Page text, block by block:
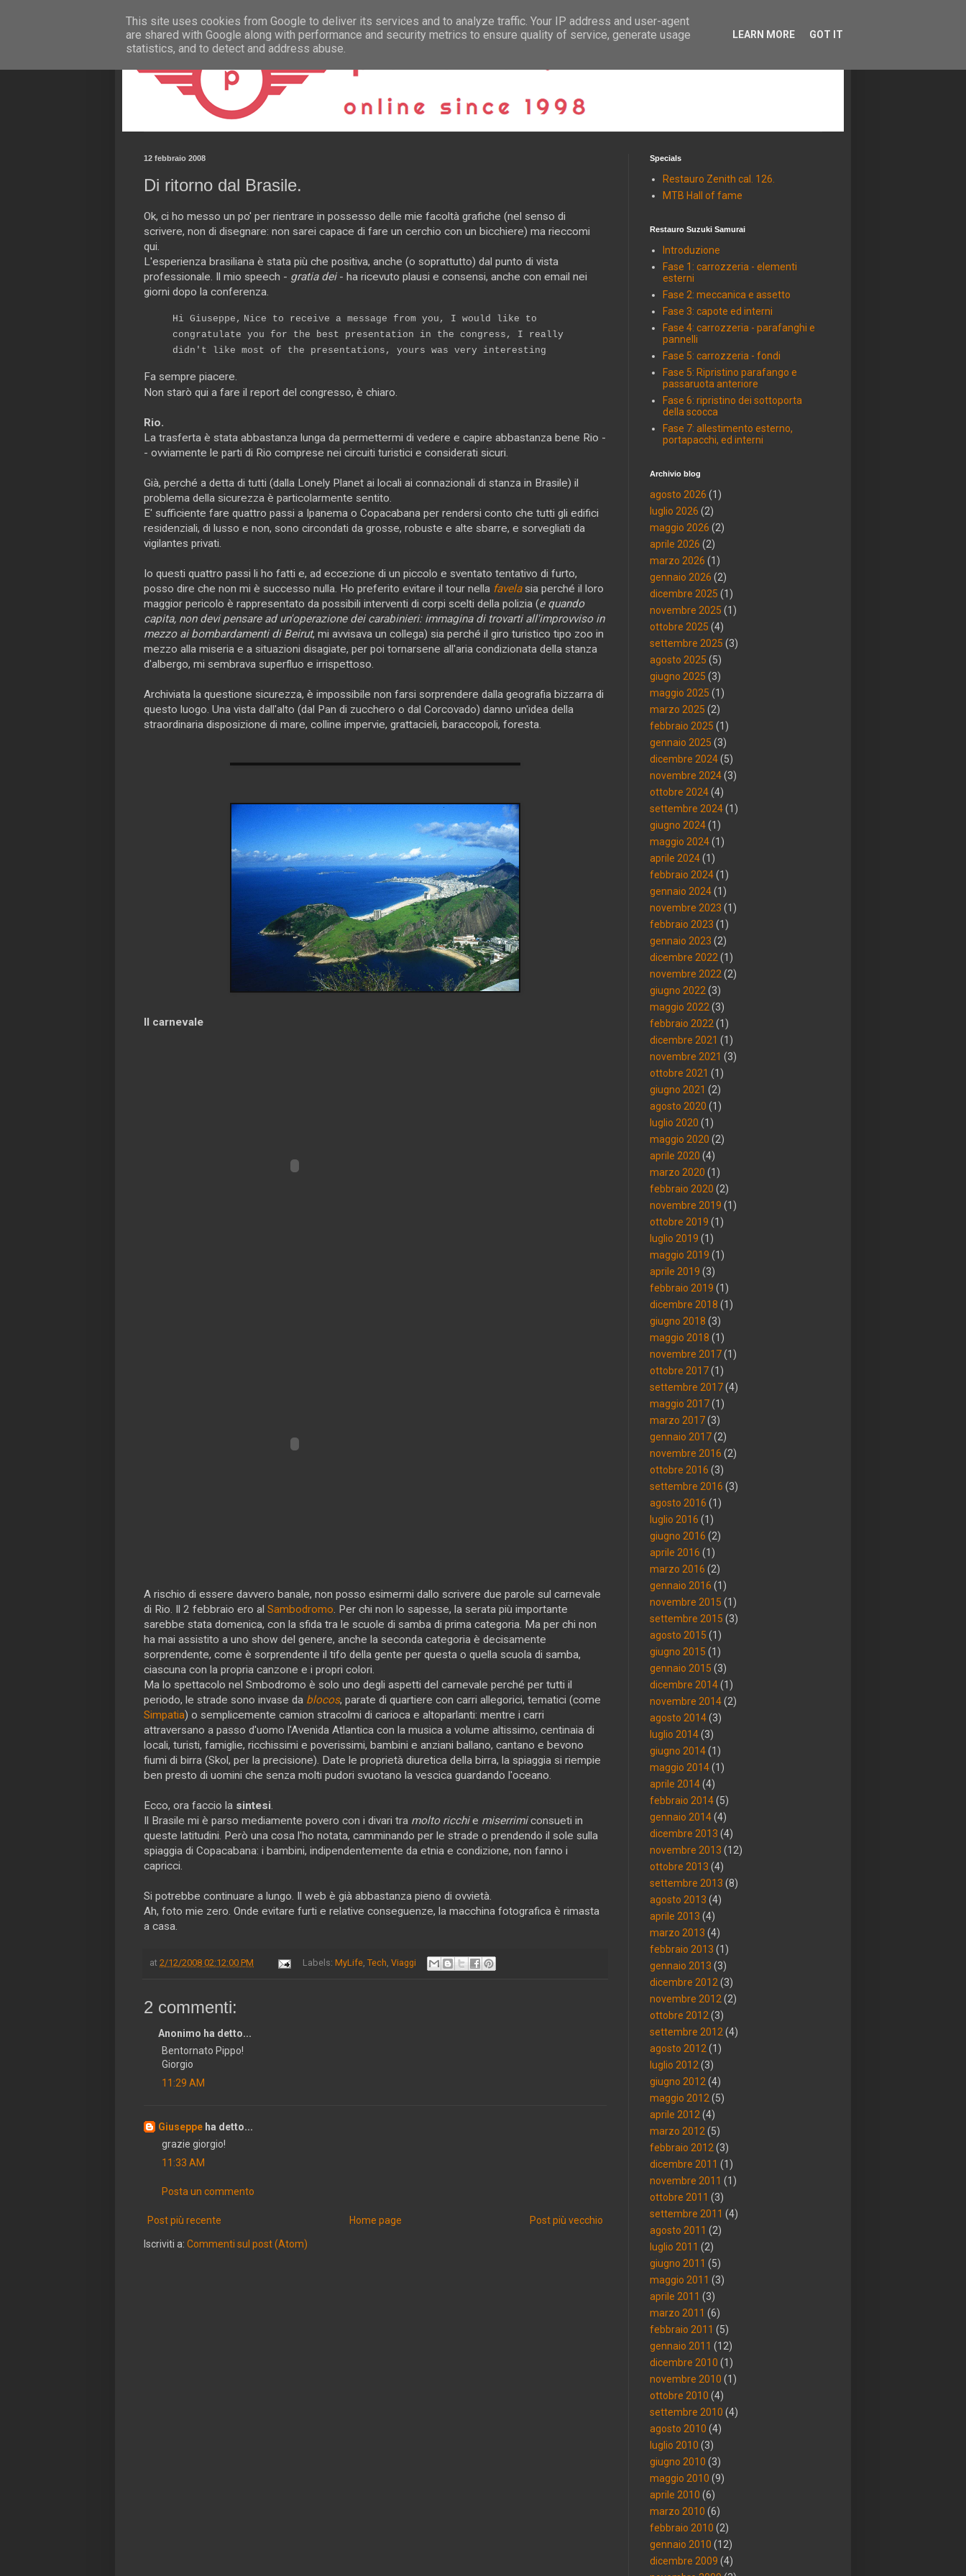
12 febbraio 2008
Di ritorno dal Brasile.
Ok, ci ho messo un po' per rientrare in possesso delle mie facoltà grafiche (nel senso di
scrivere, non di disegnare: non sarei capace di fare un cerchio con un bicchiere) ma rieccomi
qui.
L'esperienza brasiliana è stata più che positiva, anche (o soprattutto) dal punto di vista
professionale. Il mio speech - gratia dei- ha ricevuto plausi e consensi, anche con email nei
giorni dopo la conferenza.
Hi Giuseppe, Nice to receive a message from you, I would like to
congratulate you for the best presentation in the congress, I really
didn't like most of the presentations, yours was very interesting
Fa sempre piacere.
Non starò qui a fare il report del congresso, è chiaro.
Rio.
La trasferta è stata abbastanza lunga da permettermi di vedere e capire abbastanza bene Rio -
- ovviamente le parti di Rio comprese nei circuiti turistici e considerati sicuri.
Già, perché a detta di tutti (dalla Lonely Planet ai locali ai connazionali di stanza in Brasile) il
problema della sicurezza è particolarmente sentito.
E' sufficiente fare quattro passi a Ipanema o Copacabana per rendersi conto che tutti gli edifici
residenziali, di lusso e non, sono circondati da grosse, robuste e alte sbarre, e sorvegliati da
vigilantes privati.
Io questi quattro passi li ho fatti e, ad eccezione di un piccolo e sventato tentativo di furto,
posso dire che non mi è successo nulla. Ho preferito evitare il tour nella favelasia perché il loro
maggior pericolo è rappresentato da possibili interventi di corpi scelti della polizia (e quando
capita, non devi pensare ad un'operazione dei carabinieri: immagina di trovarti all'improvviso in
mezzo ai bombardamenti di Beirut, mi avvisava un collega) sia perché il giro turistico tipo zoo in
mezzo alla miseria e a situazioni disagiate, per poi tornarsene all'aria condizionata della stanza
d'albergo, mi sembrava superfluo e irrispettoso.
Archiviata la questione sicurezza, è impossibile non farsi sorprendere dalla geografia bizzarra di
questo luogo. Una vista dall'alto (dal Pan di zucchero o dal Corcovado) danno un'idea della
straordinaria disposizione di mare, colline impervie, grattacieli, baraccopoli, foresta.
Il carnevale
A rischio di essere davvero banale, non posso esimermi dallo scrivere due parole sul carnevale
di Rio. Il 2 febbraio ero al Sambodromo. Per chi non lo sapesse, la serata più importante
sarebbe stata domenica, con la sfida tra le scuole di samba di prima categoria. Ma per chi non
ha mai assistito a uno show del genere, anche la seconda categoria è decisamente
sorprendente, come è sorprendente il tifo della gente per questa o quella scuola di samba,
ciascuna con la propria canzone e i propri colori.
Ma lo spettacolo nel Smbodromo è solo uno degli aspetti del carnevale perché per tutti il
periodo, le strade sono invase da blocos, parate di quartiere con carri allegorici, tematici (come
Simpatia) o semplicemente camion stracolmi di carioca e altoparlanti: mentre i carri
attraversano a passo d'uomo l'Avenida Atlantica con la musica a volume altissimo, centinaia di
locali, turisti, famiglie, ricchissimi e poverissimi, bambini e anziani ballano, cantano e bevono
fiumi di birra (Skol, per la precisione). Date le proprietà diuretica della birra, la spiaggia si riempie
ben presto di uomini che senza molti pudori svuotano la vescica guardando l'oceano.
Ecco, ora faccio la sintesi.
Il Brasile mi è parso mediamente povero con i divari tra molto ricchie miserrimiconsueti in
queste latitudini. Però una cosa l'ho notata, camminando per le strade o prendendo il sole sulla
spiaggia di Copacabana: i bambini, indipendentemente da etnia e condizione, non fanno i
capricci.
Si potrebbe continuare a lungo. Il web è già abbastanza pieno di ovvietà.
Ah, foto mie zero. Onde evitare furti e relative conseguenze, la macchina fotografica è rimasta
a casa.
at 2/12/2008 02:12:00 PM Labels:MyLife,Tech,Viaggi
2 commenti:
Anonimo ha detto...
Bentornato Pippo!
Giorgio
11:29 AM
Giuseppe ha detto...
grazie giorgio!
11:33 AM
Posta un commento
Post più recente Post più vecchio
Home page
Iscriviti a: Commenti sul post (Atom)
Specials
Restauro Zenith cal. 126.
MTB Hall of fame
Restauro Suzuki Samurai
Introduzione
Fase 1: carrozzeria - elementi
esterni
Fase 2: meccanica e assetto
Fase 3: capote ed interni
Fase 4: carrozzeria - parafanghi e
pannelli
Fase 5: carrozzeria - fondi
Fase 5: Ripristino parafango e
passaruota anteriore
Fase 6: ripristino dei sottoporta
della scocca
Fase 7: allestimento esterno,
portapacchi, ed interni
Archivio blog
agosto 2026 (1)
luglio 2026 (2)
maggio 2026 (2)
aprile 2026 (2)
marzo 2026 (1)
gennaio 2026 (2)
dicembre 2025 (1)
novembre 2025 (1)
ottobre 2025 (4)
settembre 2025 (3)
agosto 2025 (5)
giugno 2025 (3)
maggio 2025 (1)
marzo 2025 (2)
febbraio 2025 (1)
gennaio 2025 (3)
dicembre 2024(5)
novembre 2024(3)
ottobre 2024(4)
settembre 2024(1)
giugno 2024(1)
maggio 2024(1)
aprile 2024(1)
febbraio 2024(1)
gennaio 2024(1)
novembre 2023 (1)
febbraio 2023 (1)
gennaio 2023 (2)
dicembre 2022 (1)
novembre 2022 (2)
giugno 2022 (3)
maggio 2022 (3)
febbraio 2022 (1)
dicembre 2021 (1)
novembre 2021 (3)
ottobre 2021 (1)
giugno 2021 (2)
agosto 2020 (1)
luglio 2020 (1)
maggio 2020 (2)
aprile 2020 (4)
marzo 2020 (1)
febbraio 2020 (2)
novembre 2019 (1)
ottobre 2019 (1)
luglio 2019 (1)
maggio 2019 (1)
aprile 2019 (3)
febbraio 2019 (1)
dicembre 2018 (1)
giugno 2018 (3)
maggio 2018 (1)
novembre 2017(1)
ottobre 2017(1)
settembre 2017(4)
maggio 2017(1)
marzo 2017(3)
gennaio 2017(2)
novembre 2016 (2)
ottobre 2016 (3)
settembre 2016 (3)
agosto 2016 (1)
luglio 2016 (1)
giugno 2016 (2)
aprile 2016 (1)
marzo 2016 (2)
gennaio 2016 (1)
novembre 2015 (1)
settembre 2015 (3)
agosto 2015 (1)
giugno 2015 (1)
gennaio 2015 (3)
dicembre 2014(1)
novembre 2014(2)
agosto 2014(3)
luglio 2014(3)
giugno 2014(1)
maggio 2014(1)
aprile 2014(4)
febbraio 2014(5)
gennaio 2014(4)
dicembre 2013 (4)
novembre 2013 (12)
ottobre 2013 (4)
settembre 2013 (8)
agosto 2013 (4)
aprile 2013 (4)
marzo 2013 (4)
febbraio 2013 (1)
gennaio 2013 (3)
dicembre 2012 (3)
novembre 2012 (2)
ottobre 2012 (3)
settembre 2012 (4)
agosto 2012 (1)
luglio 2012 (3)
giugno 2012 (4)
maggio 2012 (5)
aprile 2012 (4)
marzo 2012 (5)
febbraio 2012 (3)
dicembre 2011 (1)
novembre 2011 (1)
ottobre 2011 (3)
settembre 2011 (4)
agosto 2011 (2)
luglio 2011 (2)
giugno 2011 (5)
maggio 2011 (3)
aprile 2011 (3)
marzo 2011 (6)
febbraio 2011 (5)
gennaio 2011 (12)
dicembre 2010 (1)
novembre 2010 (1)
ottobre 2010 (4)
settembre 2010 (4)
agosto 2010 (4)
luglio 2010 (3)
giugno 2010 (3)
maggio 2010 (9)
aprile 2010 (6)
marzo 2010 (6)
febbraio 2010 (2)
gennaio 2010 (12)
dicembre 2009 (4)
This site uses cookies from Google to deliver its services and to analyze traffic. Your IP address and user-agent
are shared with Google along with performance and security metrics to ensure quality of service, generate usage
statistics, and to detect and address abuse.
LEARN MORE GOT IT